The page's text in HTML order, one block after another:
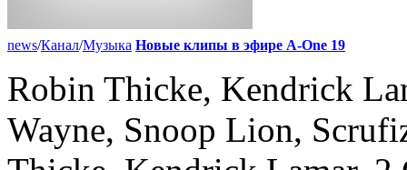
news/Канал/Музыка Новые клипы в эфире A-One 19
Robin Thicke, Kendrick
Wayne, Snoop Lion,